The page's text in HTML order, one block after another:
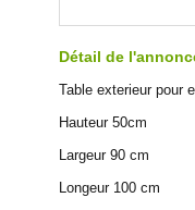
Détail de
Table exterieur pour
Hauteur 50cm
Largeur 90 cm
Longeur 100 cm